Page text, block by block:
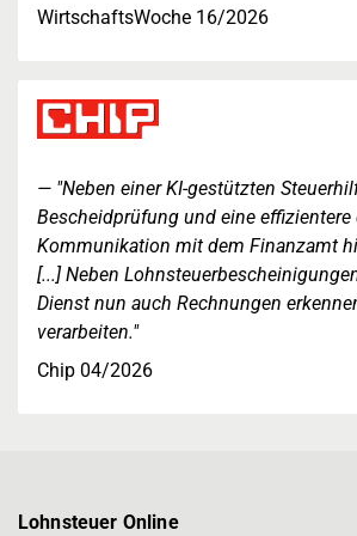
WirtschaftsWoche 16/2026
"Neben einer KI-gestützten
Bescheidprüfung und eine effizientere
Kommunikation mit dem Finanzamt
[...] Neben
Dienst nun auch Rechnungen
verarbeiten."
Chip 04/2026
Lohnsteuer Online